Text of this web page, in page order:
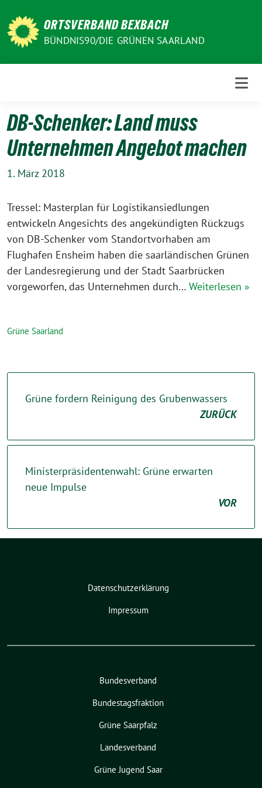
zum
Inhalt
ORTSVERBAND BEXBACH
BÜNDNIS90/DIE GRÜNEN SAARLAND
DB-Schenker: Land muss
Unternehmen Angebot machen
1. März 2018
Tressel: Masterplan für Logistikansiedlungen
entwickeln Angesichts des angekündigten Rückzugs
von DB-Schenker vom Standortvorhaben am
Flughafen Ensheim haben die saarländischen Grünen
der Landesregierung und der Stadt Saarbrücken
vorgeworfen, das Unternehmen durch… Weiterlesen »
Grüne Saarland
Grüne fordern Reinigung des Grubenwassers
ZURÜCK
Ministerpräsidentenwahl: Grüne erwarten
neue Impulse
VOR
Datenschutzerklärung
Impressum
Bundesverband
Bundestagsfraktion
Grüne Saarpfalz
Landesverband
Grüne Jugend Saar